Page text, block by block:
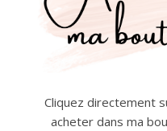
Cliquez directement
acheter dans ma